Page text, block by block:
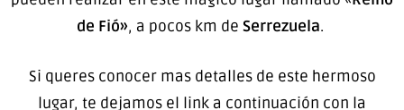
de Fió», a pocos km de Serrezuela.
Si queres conocer mas detalles de este hermoso
lugar, te dejamos el link a continuación con la